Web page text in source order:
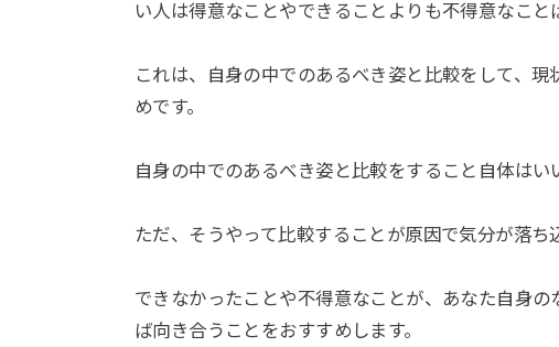
い人は得意なことやできることよりも不得意なこと
これは、自身の中でのあるべき姿と比較をして、
めです。
自身の中でのあるべき姿と比較をすること自体はい
ただ、そうやって比較することが原因で気分が落ち
できなかったことや不得意なことが、あなた自身
ば向き合うことをおすすめします。